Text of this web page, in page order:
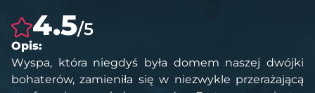
4.5/5
Opis:
Wyspa, która niegdyś była domem naszej dwójki
bohaterów, zamieniła się w niezwykle przerażającą